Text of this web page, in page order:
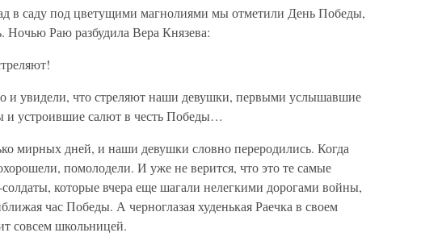
в саду под цветущими магнолиями мы отметили День Победы,
Ночью Раю разбудила Вера Князева:
и увидели, что стреляют наши девушки, первыми услышавшие
и устроившие салют в честь Победы…
мирных дней, и наши девушки словно переродились. Когда
помолодели. И уже не верится, что это те самые
которые вчера еще шагали нелегкими дорогами войны,
час Победы. А черноглазая худенькая Раечка в своем
совсем школьницей.